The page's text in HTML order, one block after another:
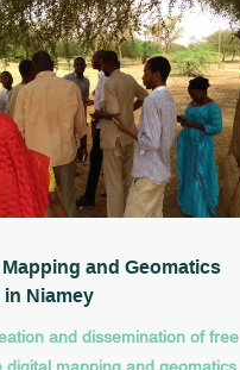
and Geomatics
Niamey
and dissemination of free
digital mapping and geomatics